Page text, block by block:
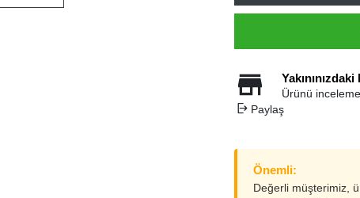
Ürünü
Paylaş
Önemli:
Değerli müşterimiz,